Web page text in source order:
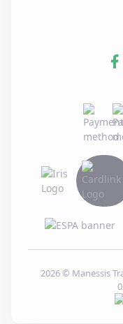
2026© Manessis